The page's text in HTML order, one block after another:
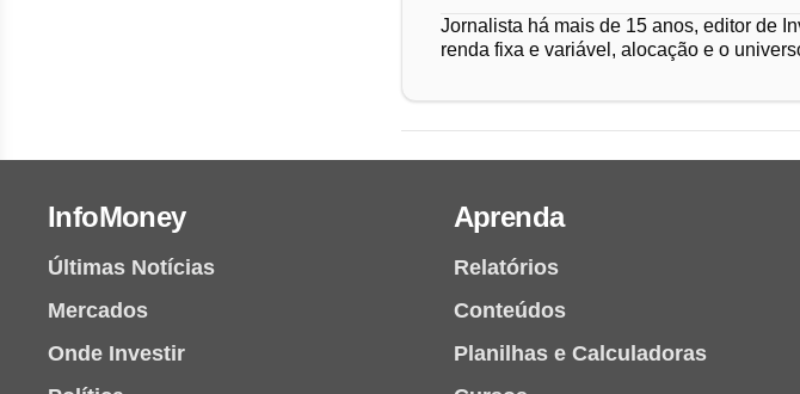
Jornalista há mais de 15 anos, editor de
renda fixa e variável, alocação e o
InfoMoney
Últimas Notícias
Mercados
Onde Investir
Aprenda
Relatórios
Conteúdos
Planilhas e Calculadoras